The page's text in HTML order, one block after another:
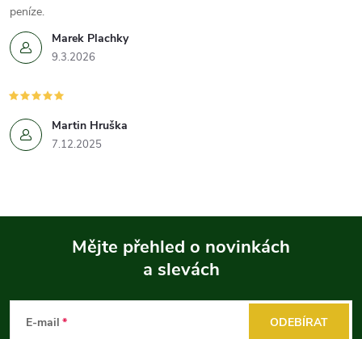
Marek Plachky
9.3.2026
peníze.
Martin Hruška
7.12.2025
Mějte přehled o novinkách
a slevách
E-mail ODEBÍRAT